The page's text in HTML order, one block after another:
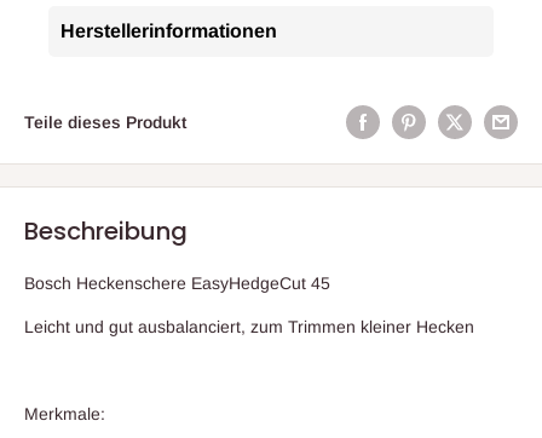
Herstellerinformationen
Teile dieses Produkt
Beschreibung
Bosch Heckenschere EasyHedgeCut 45
Leicht und gut ausbalanciert, zum Trimmen kleiner Hecken
Merkmale: